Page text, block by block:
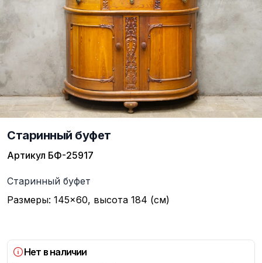
Старинный буфет
Артикул БФ-25917
Описание
Старинный буфет
Размеры: 145×60, высота 184 (см)
Нет в наличии